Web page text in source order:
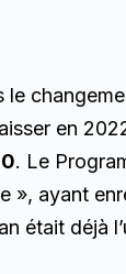
en
. Le
», ayant
était